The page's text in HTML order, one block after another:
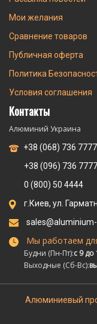
Мои желания
Сравнение товаров
Публичная оферта
Политика
Условия соглашения
Контакты
Алюминий Украина
+38 (068) 736 7777
+38 (096) 736 7777
0 (800) 50 4444
г.Киев, ул.
Мы работаем
Будни (Пн-Пт):с 9 до
Выходные (Сб-Вс):
Алюминиевый